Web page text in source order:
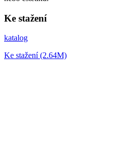
Ke stažení
katalog
Ke stažení (2.64M)